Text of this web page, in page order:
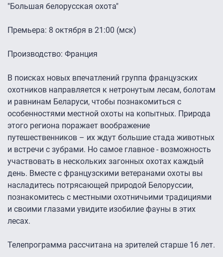
"Большая белорусская охота"
Премьера: 8 октября в 21:00 (мск)
Производство: Франция
В поисках новых впечатлений группа французских
охотников направляется к нетронутым лесам, болотам
и равнинам Беларуси, чтобы познакомиться с
особенностями местной охоты на копытных. Природа
этого региона поражает воображение
путешественников – их ждут большие стада животных
и встречи с зубрами. Но самое главное - возможность
участвовать в нескольких загонных охотах каждый
день. Вместе с французскими ветеранами охоты вы
насладитесь потрясающей природой Белоруссии,
познакомитесь с местными охотничьими традициями
и своими глазами увидите изобилие фауны в этих
лесах.
Телепрограмма рассчитана на зрителей старше 16 лет.